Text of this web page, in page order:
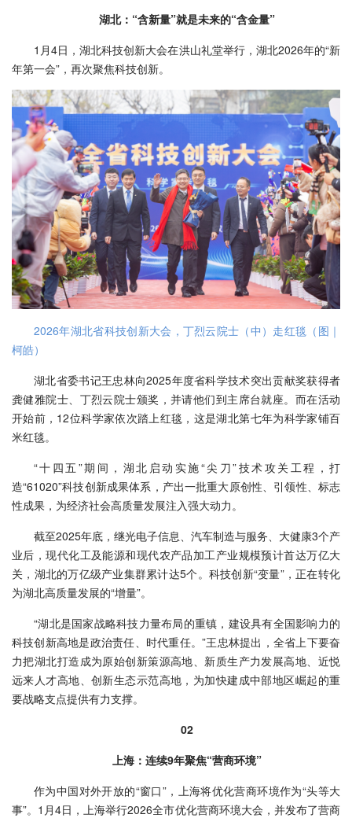
湖北：“含新量”就是未来的“含金量”
1月4日，湖北科技创新大会在洪山礼堂举行，湖北2026年的“新
年第一会”，再次聚焦科技创新。
2026年湖北省科技创新大会，丁烈云院士（中）走红毯（图｜
柯皓）
湖北省委书记王忠林向2025年度省科学技术突出贡献奖获得者
龚健雅院士、丁烈云院士颁奖，并请他们到主席台就座。而在活动
开始前，12位科学家依次踏上红毯，这是湖北第七年为科学家铺百
米红毯。
“十四五”期间，湖北启动实施“尖刀”技术攻关工程，打
造“61020”科技创新成果体系，产出一批重大原创性、引领性、标志
性成果，为经济社会高质量发展注入强大动力。
截至2025年底，继光电子信息、汽车制造与服务、大健康3个产
业后，现代化工及能源和现代农产品加工产业规模预计首达万亿大
关，湖北的万亿级产业集群累计达5个。科技创新“变量”，正在转化
为湖北高质量发展的“增量”。
“湖北是国家战略科技力量布局的重镇，建设具有全国影响力的
科技创新高地是政治责任、时代重任。”王忠林提出，全省上下要奋
力把湖北打造成为原始创新策源高地、新质生产力发展高地、近悦
远来人才高地、创新生态示范高地，为加快建成中部地区崛起的重
要战略支点提供有力支撑。
02
上海：连续9年聚焦“营商环境”
作为中国对外开放的“窗口”，上海将优化营商环境作为“头等大
事”。1月4日，上海举行2026全市优化营商环境大会，并发布了营商